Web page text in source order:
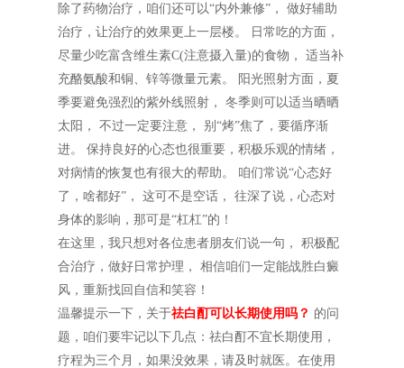
除了药物治疗，咱们还可以“内外兼修”， 做好辅助
治疗，让治疗的效果更上一层楼。 日常吃的方面，
尽量少吃富含维生素C(注意摄入量)的食物， 适当补
充酪氨酸和铜、锌等微量元素。 阳光照射方面，夏
季要避免强烈的紫外线照射， 冬季则可以适当晒晒
太阳， 不过一定要注意， 别“烤”焦了，要循序渐
进。 保持良好的心态也很重要，积极乐观的情绪，
对病情的恢复也有很大的帮助。 咱们常说“心态好
了，啥都好”， 这可不是空话， 往深了说，心态对
身体的影响，那可是“杠杠”的！
在这里，我只想对各位患者朋友们说一句， 积极配
合治疗，做好日常护理， 相信咱们一定能战胜白癜
风，重新找回自信和笑容！
温馨提示一下，关于祛白酊可以长期使用吗？ 的问
题，咱们要牢记以下几点：祛白酊不宜长期使用，
疗程为三个月，如果没效果，请及时就医。在使用